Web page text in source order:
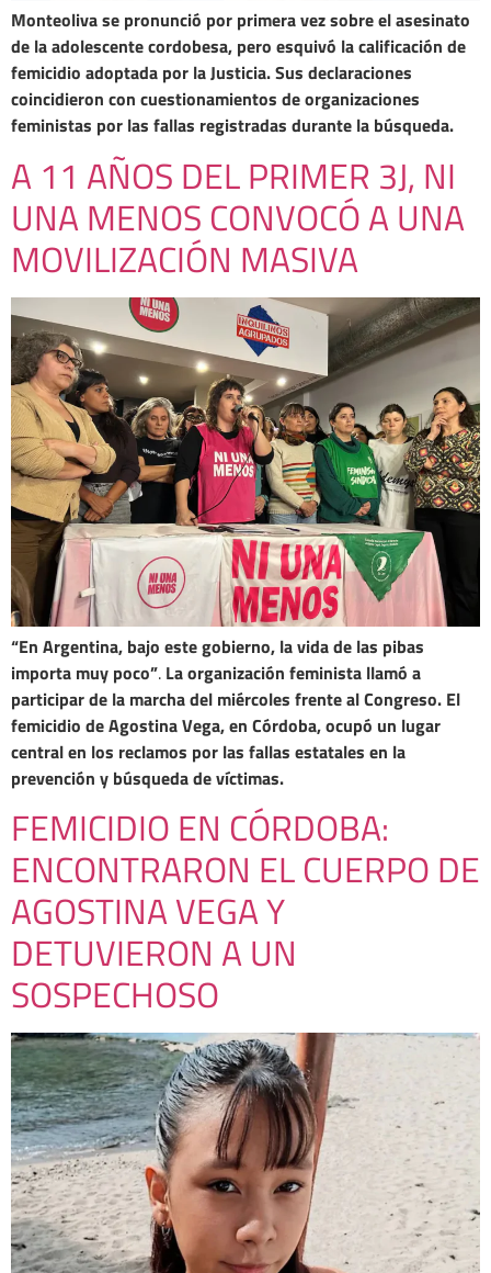
Monteoliva se pronunció por primera vez sobre el asesinato
de la adolescente cordobesa, pero esquivó la calificación de
femicidio adoptada por la Justicia. Sus declaraciones
coincidieron con cuestionamientos de organizaciones
feministas por las fallas registradas durante la búsqueda.
A 11 AÑOS DEL PRIMER 3J, NI
UNA MENOS CONVOCÓ A UNA
MOVILIZACIÓN MASIVA
“En Argentina, bajo este gobierno, la vida de las pibas
importa muy poco”. La organización feminista llamó a
participar de la marcha del miércoles frente al Congreso. El
femicidio de Agostina Vega, en Córdoba, ocupó un lugar
central en los reclamos por las fallas estatales en la
prevención y búsqueda de víctimas.
FEMICIDIO EN CÓRDOBA:
ENCONTRARON EL CUERPO DE
AGOSTINA VEGA Y
DETUVIERON A UN
SOSPECHOSO